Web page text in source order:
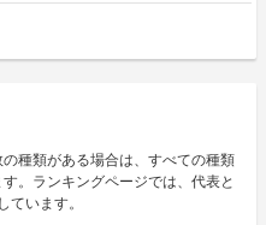
種類がある場合は、すべての種類
。ランキングページでは、代表と
ています。